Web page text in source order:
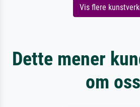
Vis flere
Dette mener
om oss